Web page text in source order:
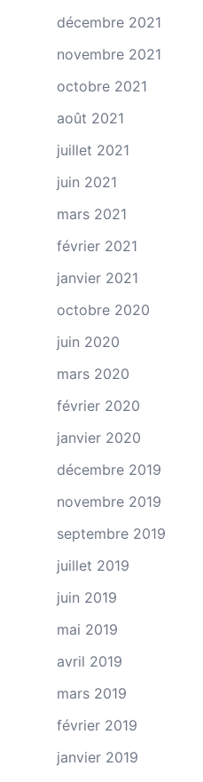
décembre 2021
novembre 2021
octobre 2021
août 2021
juillet 2021
juin 2021
mars 2021
février 2021
janvier 2021
octobre 2020
juin 2020
mars 2020
février 2020
janvier 2020
décembre 2019
novembre 2019
septembre 2019
juillet 2019
juin 2019
mai 2019
avril 2019
mars 2019
février 2019
janvier 2019